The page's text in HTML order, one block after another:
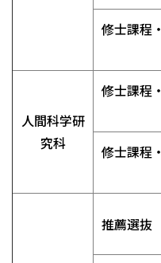
修士課程
人間科学研
究科
修士課程
修士課程
推薦選抜